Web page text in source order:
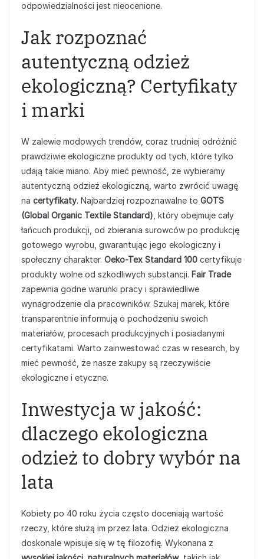
odpowiedzialności jest nieocenione.
Jak rozpoznać
autentyczną odzież
ekologiczną? Certyfikaty
i marki
W zalewie modowych trendów, coraz trudniej odróżnić
prawdziwie ekologiczne produkty od tych, które tylko
udają takie miano. Aby mieć pewność, że wybieramy
autentyczną odzież ekologiczną, warto zwrócić uwagę
na certyfikaty. Najbardziej rozpoznawalne to GOTS
(Global Organic Textile Standard) , który obejmuje cały
łańcuch produkcji, od zbierania surowców po produkcję
gotowego wyrobu, gwarantując jego ekologiczny i
społeczny charakter. Oeko-Tex Standard 100 certyfikuje
produkty wolne od szkodliwych substancji. Fair Trade
zapewnia godne warunki pracy i sprawiedliwe
wynagrodzenie dla pracowników. Szukaj marek, które
transparentnie informują o pochodzeniu swoich
materiałów, procesach produkcyjnych i posiadanymi
certyfikatami. Warto zainwestować czas w research, by
mieć pewność, że nasze zakupy są rzeczywiście
ekologiczne i etyczne.
Inwestycja w jakość:
dlaczego ekologiczna
odzież to dobry wybór na
lata
Kobiety po 40 roku życia często doceniają wartość
rzeczy, które służą im przez lata. Odzież ekologiczna
doskonale wpisuje się w tę filozofię. Wykonana z